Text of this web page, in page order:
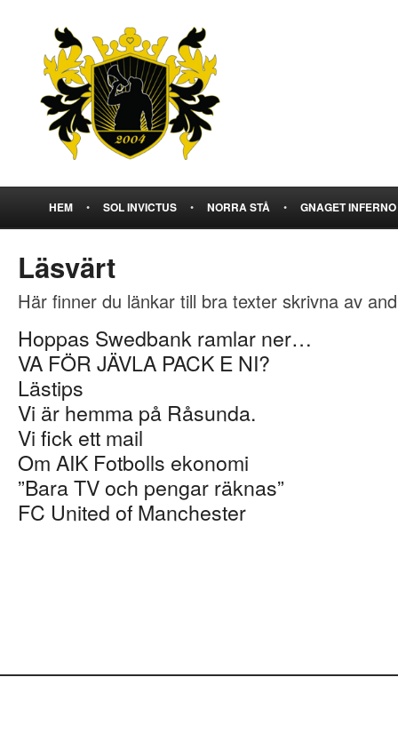
HEM • SOL INVICTUS • NORRA STÅ • GNAGET INFERNO
Läsvärt
Här finner du länkar till bra texter skrivna av
Hoppas Swedbank ramlar ner…
VA FÖR JÄVLA PACK E NI?
Lästips
Vi är hemma på Råsunda.
Vi fick ett mail
Om AIK Fotbolls ekonomi
”Bara TV och pengar räknas”
FC United of Manchester